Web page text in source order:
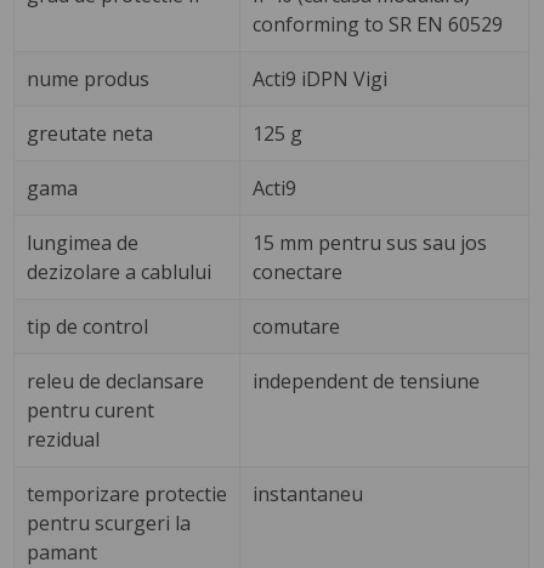
conforming to SR EN 60529
nume produs Acti9 iDPN Vigi
greutate neta 125 g
gama Acti9
lungimea de
dezizolare a cablului
15 mm pentru sus sau jos
conectare
tip de control comutare
releu de declansare
pentru curent
rezidual
independent de tensiune
temporizare protectie
pentru scurgeri la
pamant
instantaneu